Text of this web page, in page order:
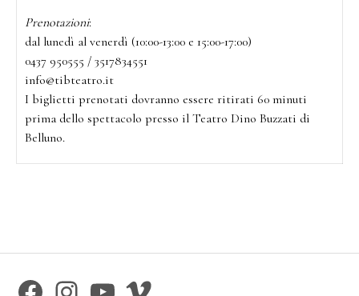
Prenotazioni:
dal lunedì al venerdì (10:00-13:00 e 15:00-17:00)
0437 950555 / 3517834551
info@tibteatro.it
I biglietti prenotati dovranno essere ritirati 60 minuti
prima dello spettacolo presso il Teatro Dino Buzzati di
Belluno.